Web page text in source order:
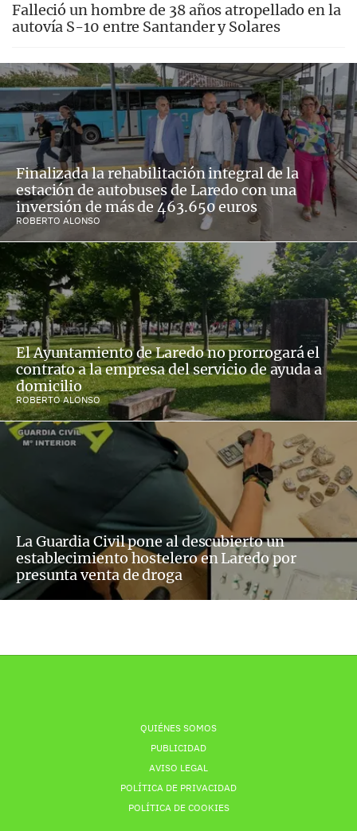
Falleció un hombre de 38 años atropellado en la
autovía S-10 entre Santander y Solares
Finalizada la rehabilitación integral de la
estación de autobuses de Laredo con una
inversión de más de 463.650 euros
ROBERTO ALONSO
El Ayuntamiento de Laredo no prorrogará el
contrato a la empresa del servicio de ayuda a
domicilio
ROBERTO ALONSO
La Guardia Civil pone al descubierto un
establecimiento hostelero en Laredo por
presunta venta de droga
QUIÉNES SOMOS
PUBLICIDAD
AVISO LEGAL
POLÍTICA DE PRIVACIDAD
POLÍTICA DE COOKIES